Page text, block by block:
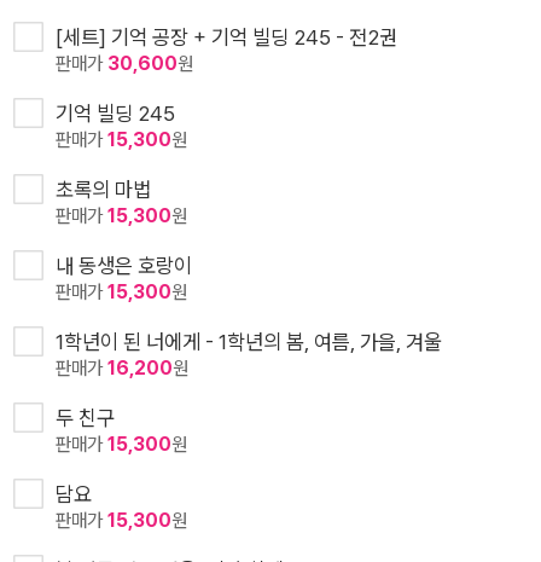
[세트] 기억 공장 + 기억 빌딩 245 - 전2권
판매가 30,600원
기억 빌딩 245
판매가15,300원
초록의 마법
판매가15,300원
내 동생은 호랑이
판매가15,300원
1학년이 된 너에게 - 1학년의 봄, 여름, 가을, 겨울
판매가16,200원
두 친구
판매가15,300원
담요
판매가15,300원